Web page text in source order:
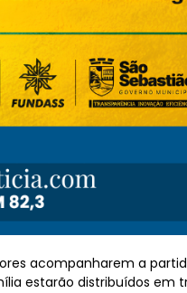
acompanharem a
estarão distribuídos em